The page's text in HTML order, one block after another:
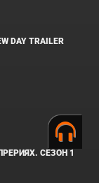
DAY TRAILER
СЕЗОН 1